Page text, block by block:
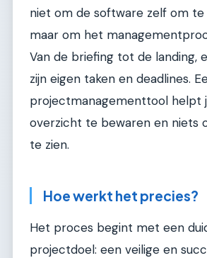
niet om de software zelf om te
maar om het
Van de briefing tot de landing,
zijn eigen taken en deadlines.
projectmanagementtool helpt
overzicht te bewaren en niets
te zien.
Hoe werkt het precies?
Het proces begint met een
projectdoel: een veilige en